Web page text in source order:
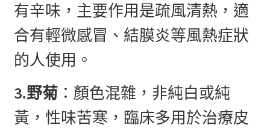
有辛味，主要作用是疏風清熱，適
合有輕微感冒、結膜炎等風熱症狀
的人使用。
3.野菊：顏色混雜，非純白或純
黃，性味苦寒，臨床多用於治療皮